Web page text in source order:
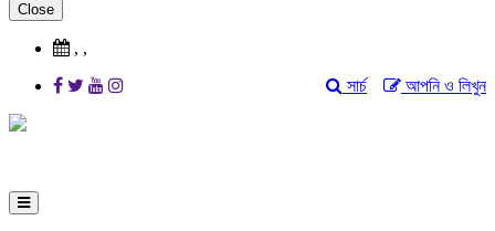
Close
, ,
আপনি ও লিখুন
সার্চ